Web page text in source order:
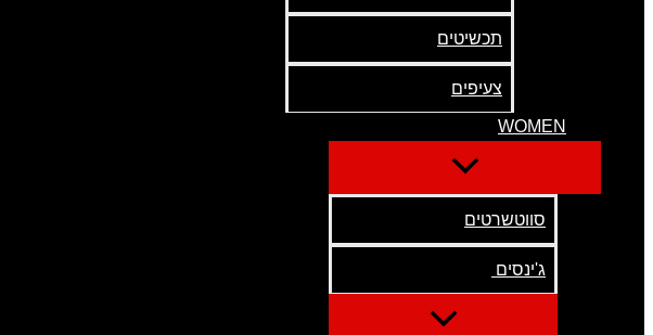
תכשיטים
צעיפים
WOMEN
סווטשרטים
ג'ינסים